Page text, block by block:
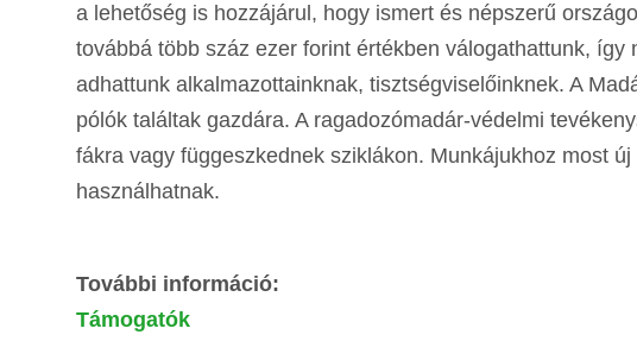
a lehetőség is hozzájárul, hogy ismert és népszerű
továbbá több száz ezer forint értékben válogathattunk,
adhattunk alkalmazottainknak, tisztségviselőinknek. A
pólók találtak gazdára. A ragadozómadár-védelmi
fákra vagy függeszkednek sziklákon. Munkájukhoz most
használhatnak.
További információ:
Támogatók